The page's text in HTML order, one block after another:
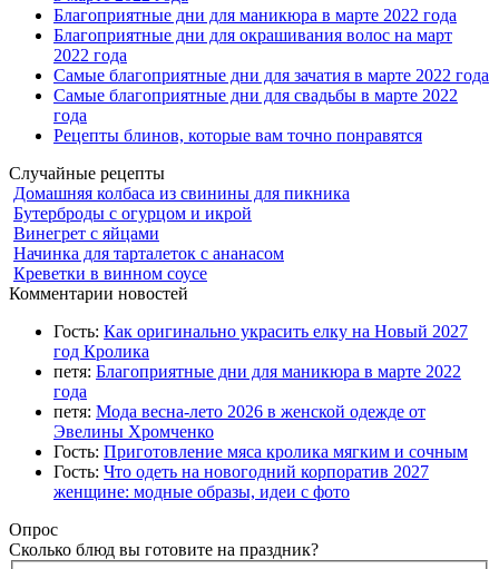
Благоприятные дни для маникюра в марте 2022 года
Благоприятные дни для окрашивания волос на март
2022 года
Самые благоприятные дни для зачатия в марте 2022 года
Самые благоприятные дни для свадьбы в марте 2022
года
Рецепты блинов, которые вам точно понравятся
Случайные рецепты
Домашняя колбаса из свинины для пикника
Бутерброды с огурцом и икрой
Винегрет с яйцами
Начинка для тарталеток с ананасом
Креветки в винном соусе
Комментарии новостей
Гость: Как оригинально украсить елку на Новый 2027
год Кролика
петя: Благоприятные дни для маникюра в марте 2022
года
петя: Мода весна-лето 2026 в женской одежде от
Эвелины Хромченко
Гость: Приготовление мяса кролика мягким и сочным
Гость: Что одеть на новогодний корпоратив 2027
женщине: модные образы, идеи с фото
Опрос
Сколько блюд вы готовите на праздник?